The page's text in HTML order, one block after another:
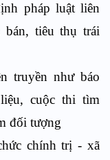
pháp luật liên
bán, tiêu thụ trái
truyền như báo
cuộc thi tìm
đối tượng
chính trị - xã